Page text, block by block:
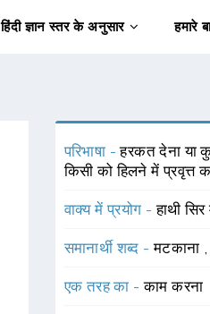
हिंदी ज्ञान स्तर के अनुसार हमारे
परिभाषा -हरकत देना या
किसी को हिलने में प्रवृत्त
वाक्य में प्रयोग -हाथी
समानार्थी शब्द -मटकाना
एक तरह का -काम करना